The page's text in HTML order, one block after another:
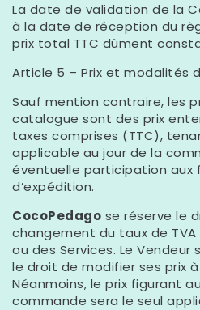
La date de validation de la
à la date de réception du
prix total TTC dûment
Article 5 – Prix et modalités
Sauf mention contraire, les
catalogue sont des prix
taxes comprises (TTC),
applicable au jour de la
éventuelle participation
d’expédition.
CocoPedago se réserve le
changement du taux de TVA
ou des Services. Le
le droit de modifier ses prix
Néanmoins, le prix figurant
commande sera le seul